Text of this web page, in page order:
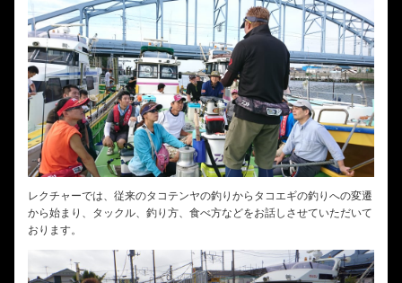
レクチャーでは、従来のタコテンヤの釣りからタコエギの釣りへの変遷
から始まり、タックル、釣り方、食べ方などをお話しさせていただいて
おります。